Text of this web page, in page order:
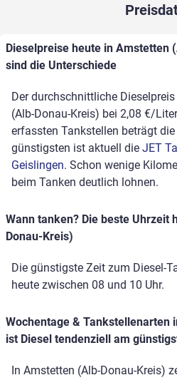
Dieselpreise heute in Amstetten
sind die Unterschiede
Der durchschnittliche
(Alb-Donau-Kreis) bei 2,08 €/
erfassten Tankstellen beträgt
günstigsten ist aktuell die JET
Geislingen. Schon wenige
beim Tanken deutlich lohnen.
Wann tanken? Die beste Uhrzeit
Donau-Kreis)
Die günstigste Zeit zum Diesel-
heute zwischen 08 und 10 Uhr.
Wochentage & Tankstellenarten
ist Diesel tendenziell am
In Amstetten (Alb-Donau-Kreis)